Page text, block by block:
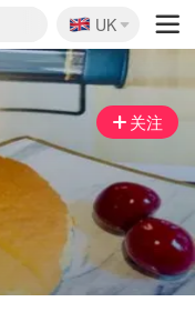
🇬🇧
UK
关注